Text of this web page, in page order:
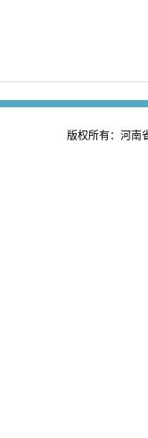
版权所有：河南